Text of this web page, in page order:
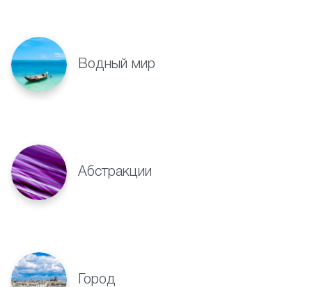
Водный мир
Абстракции
Город